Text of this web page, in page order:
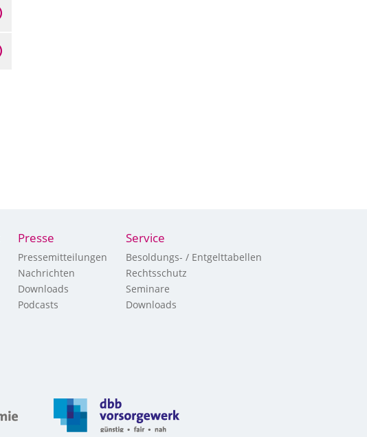
Presse
Pressemitteilungen
Nachrichten
Downloads
Podcasts
Service
Besoldungs- / Entgelttabellen
Rechtsschutz
Seminare
Downloads